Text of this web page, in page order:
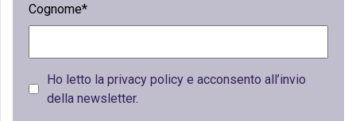
Cognome*
Ho letto la privacy policy e acconsento all’invio
della newsletter.